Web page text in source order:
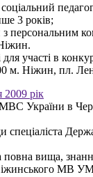
3 років;
з персональним
для участі в
м. Ніжин, пл.
рік
України в
спеціаліста
повна вища,
МВ